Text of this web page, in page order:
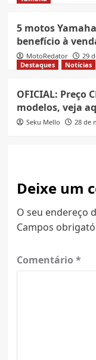
5 motos
benefício à
MotoRedator
29
Destaques
Notícias
OFICIAL: Preço
modelos, veja
Seku Mello 28 de
Deixe um
O seu endereço
Campos
Comentário *